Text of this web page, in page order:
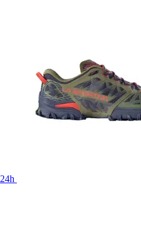
24h